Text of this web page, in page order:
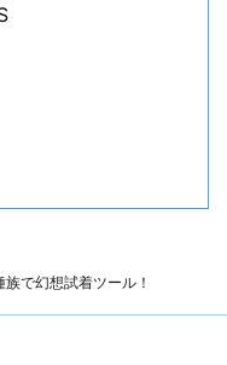
族で幻想試着ツール！